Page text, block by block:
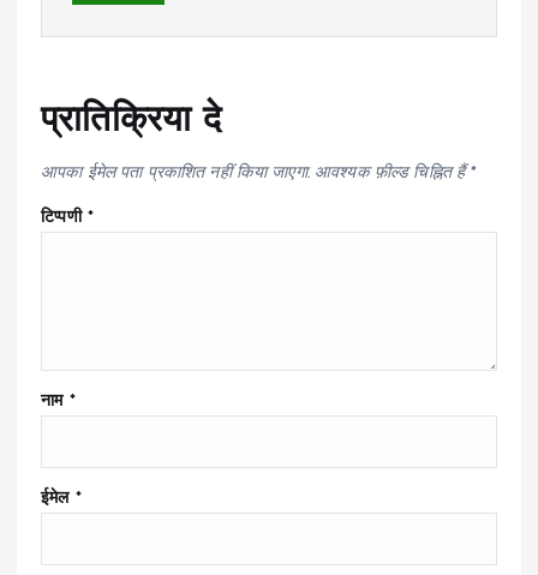
प्रातिक्रिया दे
आपका ईमेल पता प्रकाशित नहीं किया जाएगा. आवश्यक फ़ील्ड चिह्नित हैं *
टिप्पणी *
नाम *
ईमेल *